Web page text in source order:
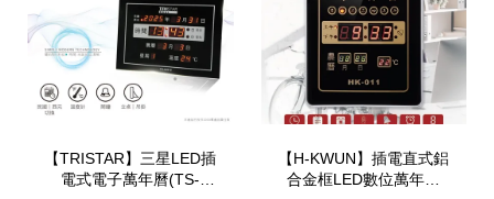
【TRISTAR】三星LED插
電式電子萬年曆(TS-
【H-KWUN】插電直式鋁
合金框LED數位萬年曆